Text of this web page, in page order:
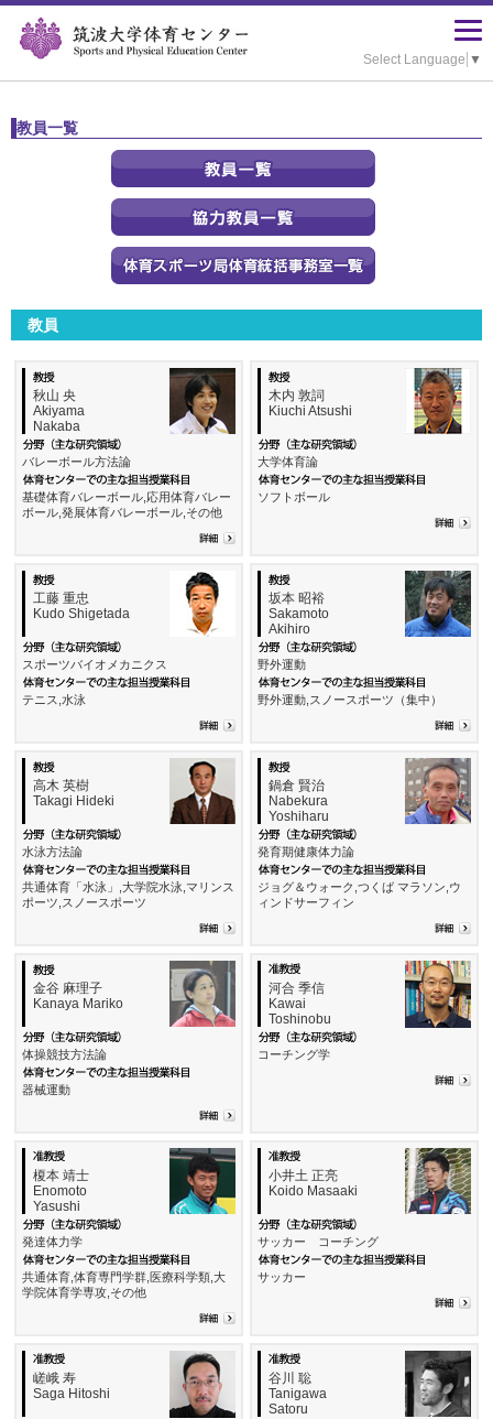
Select Language ▼
教員一覧
教員
秋山 央
Akiyama
Nakaba
バレーボール方法論
基礎体育バレーボール,応用体育バレー
ボール,発展体育バレーボール,その他
木内 敦詞
Kiuchi Atsushi
大学体育論
ソフトボール
工藤 重忠
Kudo Shigetada
スポーツバイオメカニクス
テニス,水泳
坂本 昭裕
Sakamoto
Akihiro
野外運動
野外運動,スノースポーツ（集中）
高木 英樹
Takagi Hideki
水泳方法論
共通体育「水泳」,大学院水泳,マリンス
ポーツ,スノースポーツ
鍋倉 賢治
Nabekura
Yoshiharu
発育期健康体力論
ジョグ＆ウォーク,つくば マラソン,ウ
ィンドサーフィン
金谷 麻理子
Kanaya Mariko
体操競技方法論
器械運動
河合 季信
Kawai
Toshinobu
コーチング学
榎本 靖士
Enomoto
Yasushi
発達体力学
共通体育,体育専門学群,医療科学類,大
学院体育学専攻,その他
小井土 正亮
Koido Masaaki
サッカー コーチング
サッカー
嵯峨 寿
Saga Hitoshi
谷川 聡
Tanigawa
Satoru